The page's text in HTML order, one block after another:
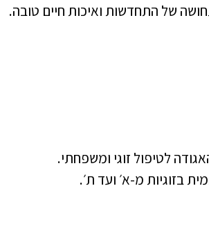
של התחדשות ואיכות חיים טובה.
לטיפול זוגי ומשפחתי.
בזוגיות מ-א׳ ועד ת׳.